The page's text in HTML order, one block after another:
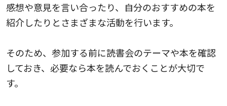
感想や意見を言い合ったり、自分のおすすめの本を
紹介したりとさまざまな活動を行います。
そのため、参加する前に読書会のテーマや本を確認
しておき、必要なら本を読んでおくことが大切で
す。